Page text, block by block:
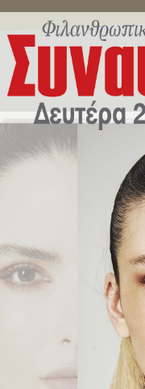
ΜΗΝΎΜΑΤΑ
Γάμος και οικογένεια